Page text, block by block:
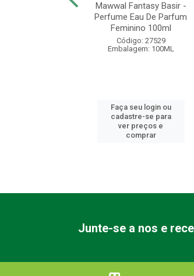
Mawwal Fantasy Basir -
Perfume Eau De Parfum
Feminino 100ml
Código: 27529
Embalagem: 100ML
Faça seu login ou
cadastre-se para
ver preços e
comprar
Junte-se a nos e